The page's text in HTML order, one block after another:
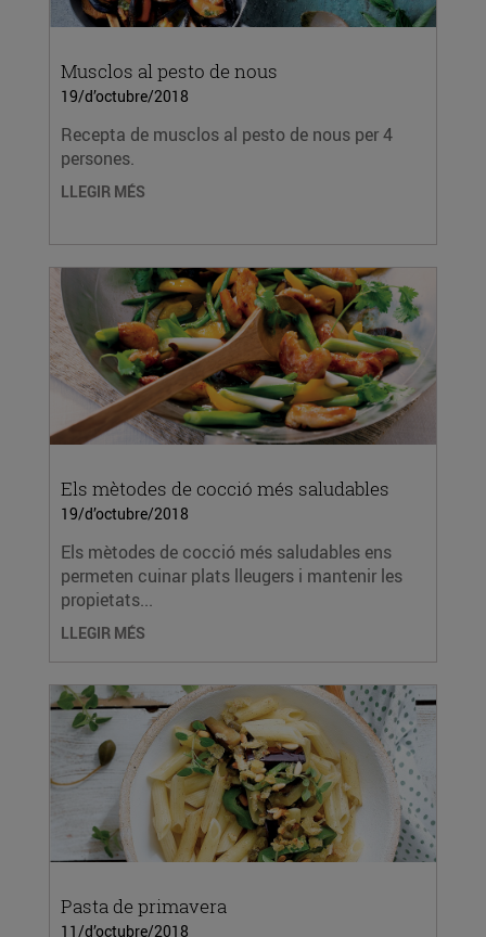
Musclos al pesto de nous
19/d’octubre/2018
Recepta de musclos al pesto de nous per 4
persones.
LLEGIR MÉS
Els mètodes de cocció més saludables
19/d’octubre/2018
Els mètodes de cocció més saludables ens
permeten cuinar plats lleugers i mantenir les
propietats...
LLEGIR MÉS
Pasta de primavera
11/d’octubre/2018